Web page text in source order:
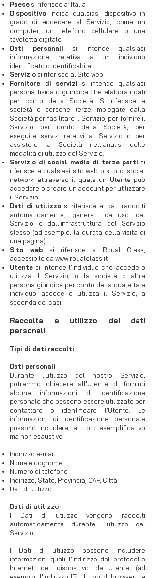
Paese si riferisce a: Italia
Dispositivo indica qualsiasi dispositivo in
grado di accedere al Servizio, come un
computer, un telefono cellulare o una
tavoletta digitale.
Dati personali si intende qualsiasi
informazione relativa a un individuo
identificato o identificabile.
Servizio si riferisce al Sito web.
Fornitore di servizi si intende qualsiasi
persona fisica o giuridica che elabora i dati
per conto della Società. Si riferisce a
società o persone terze impiegate dalla
Società per facilitare il Servizio, per fornire il
Servizio per conto della Società, per
eseguire servizi relativi al Servizio o per
assistere la Società nell'analisi delle
modalità di utilizzo del Servizio.
Servizio di social media di terze parti si
riferisce a qualsiasi sito web o sito di social
network attraverso il quale un Utente può
accedere o creare un account per utilizzare
il Servizio.
Dati di utilizzo si riferisce ai dati raccolti
automaticamente, generati dall'uso del
Servizio o dall'infrastruttura del Servizio
stesso (ad esempio, la durata della visita di
una pagina).
Sito web si riferisce a Royal Class,
accessibile da www.royalclass.it
Utente si intende l'individuo che accede o
utilizza il Servizio, o la società o altra
persona giuridica per conto della quale tale
individuo accede o utilizza il Servizio, a
seconda dei casi.
Raccolta e utilizzo dei dati
personali
Tipi di dati raccolti
Dati personali
Durante l'utilizzo del nostro Servizio,
potremmo chiedere all'Utente di fornirci
alcune informazioni di identificazione
personale che possono essere utilizzate per
contattare o identificare l'Utente. Le
informazioni di identificazione personale
possono includere, a titolo esemplificativo
ma non esaustivo:
Indirizzo e-mail
Nome e cognome
Numero di telefono
Indirizzo, Stato, Provincia, CAP, Città
Dati di utilizzo
Dati di utilizzo
I Dati di utilizzo vengono raccolti
automaticamente durante l'utilizzo del
Servizio.
I Dati di utilizzo possono includere
informazioni quali l'indirizzo del protocollo
Internet del dispositivo dell'Utente (ad